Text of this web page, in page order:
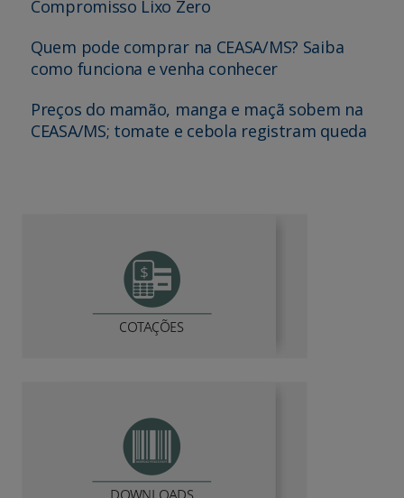
Compromisso Lixo Zero
Quem pode comprar na CEASA/MS? Saiba
como funciona e venha conhecer
Preços do mamão, manga e maçã sobem na
CEASA/MS; tomate e cebola registram queda